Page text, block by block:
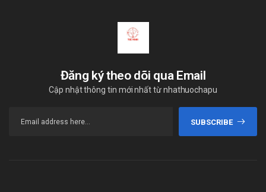
Đăng ký theo dõi qua Email
Cập nhật thông tin mới nhất từ nhathuochapu
SUBSCRIBE